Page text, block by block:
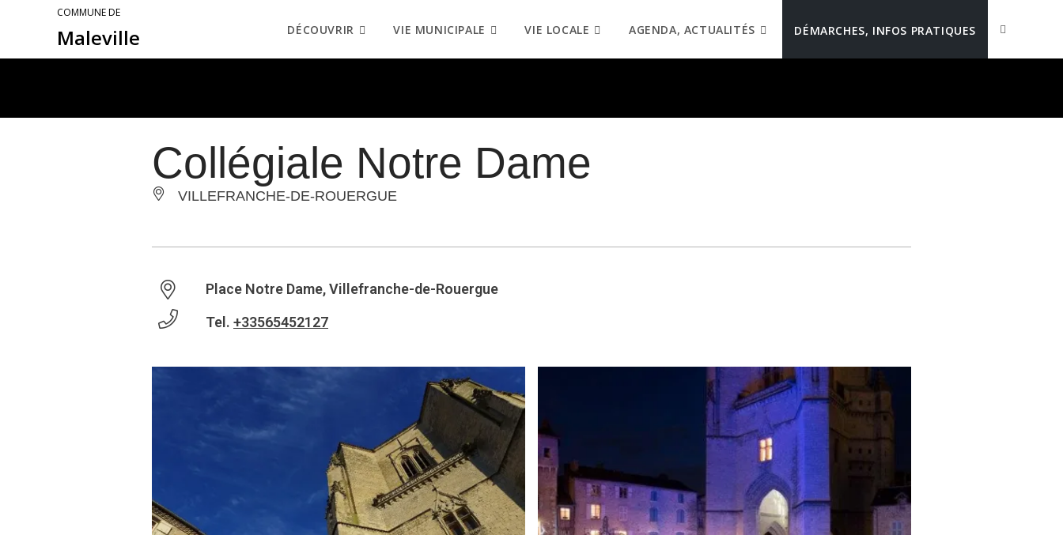
COMMUNE DE
Maleville DÉCOUVRIR VIE MUNICIPALE VIE LOCALE AGENDA, ACTUALITÉS DÉMARCHES, INFOS PRATIQUES
Collégiale Notre Dame
VILLEFRANCHE-DE-ROUERGUE
Place Notre Dame, Villefranche-de-Rouergue
Tel. +33565452127